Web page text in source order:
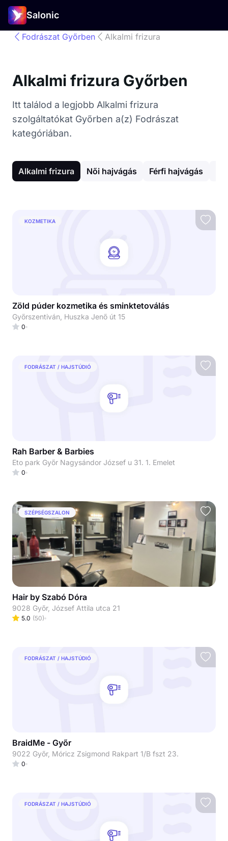
Salonic
Fodrászat Győrben Alkalmi frizura
Alkalmi frizura Győrben
Itt találod a legjobb Alkalmi frizura
szolgáltatókat Győrben a(z) Fodrászat
kategóriában.
Alkalmi frizura Női hajvágás Férfi hajvágás
KOZMETIKA
Zöld púder kozmetika és sminktetoválás
Győrszentiván, Huszka Jenő út 15
0
FODRÁSZAT / HAJSTÚDIÓ
Rah Barber & Barbies
Eto park Győr Nagysándor József u 31. 1. Emelet
0
SZÉPSÉGSZALON
Hair by Szabó Dóra
9028 Győr, József Attila utca 21
5.0 (50)
FODRÁSZAT / HAJSTÚDIÓ
BraidMe - Győr
9022 Győr, Móricz Zsigmond Rakpart 1/B fszt 23.
0
FODRÁSZAT / HAJSTÚDIÓ